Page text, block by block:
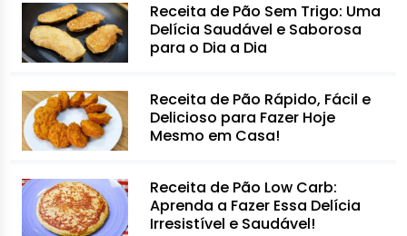
Receita de Pão Sem Trigo: Uma
Delícia Saudável e Saborosa
para o Dia a Dia
Receita de Pão Rápido, Fácil e
Delicioso para Fazer Hoje
Mesmo em Casa!
Receita de Pão Low Carb:
Aprenda a Fazer Essa Delícia
Irresistível e Saudável!